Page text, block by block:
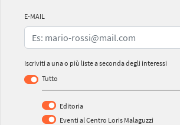
E-MAIL
Iscriviti a una o più liste a seconda degli interessi
Tutto
Editoria
Eventi al Centro Loris Malaguzzi